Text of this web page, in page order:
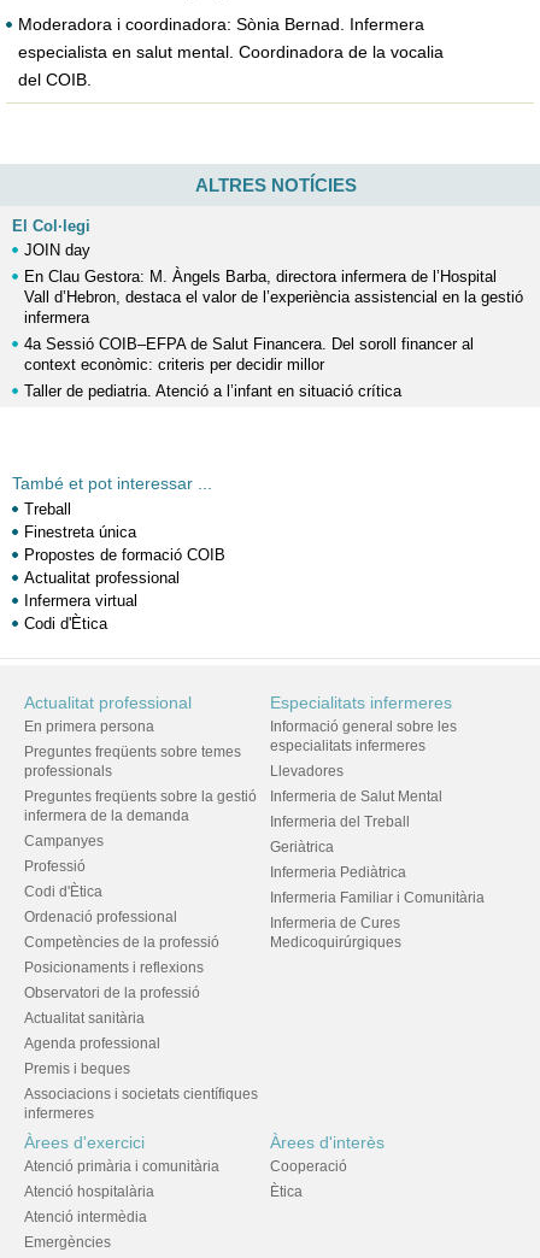
Moderadora i coordinadora: Sònia Bernad. Infermera
especialista en salut mental. Coordinadora de la vocalia
del COIB.
ALTRES NOTÍCIES
El Col·legi
JOIN day
En Clau Gestora: M. Àngels Barba, directora infermera de l’Hospital
Vall d’Hebron, destaca el valor de l’experiència assistencial en la gestió
infermera
4a Sessió COIB–EFPA de Salut Financera. Del soroll financer al
context econòmic: criteris per decidir millor
Taller de pediatria. Atenció a l’infant en situació crítica
També et pot interessar ...
Treball
Finestreta única
Propostes de formació COIB
Actualitat professional
Infermera virtual
Codi d'Ètica
Actualitat professional
En primera persona
Preguntes freqüents sobre temes
professionals
Preguntes freqüents sobre la gestió
infermera de la demanda
Campanyes
Professió
Codi d'Ètica
Ordenació professional
Competències de la professió
Posicionaments i reflexions
Observatori de la professió
Actualitat sanitària
Agenda professional
Premis i beques
Associacions i societats científiques
infermeres
Especialitats infermeres
Informació general sobre les
especialitats infermeres
Llevadores
Infermeria de Salut Mental
Infermeria del Treball
Geriàtrica
Infermeria Pediàtrica
Infermeria Familiar i Comunitària
Infermeria de Cures
Medicoquirúrgiques
Àrees d'exercici
Atenció primària i comunitària
Atenció hospitalària
Atenció intermèdia
Emergències
Àrees d'interès
Cooperació
Ètica